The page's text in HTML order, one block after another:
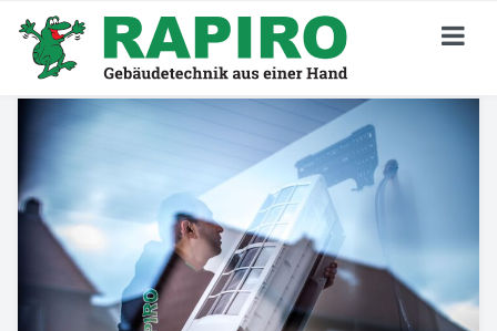
KARRIERE
Jetzt Bewerben
Deine Perspektiven
Darum RAPIRO